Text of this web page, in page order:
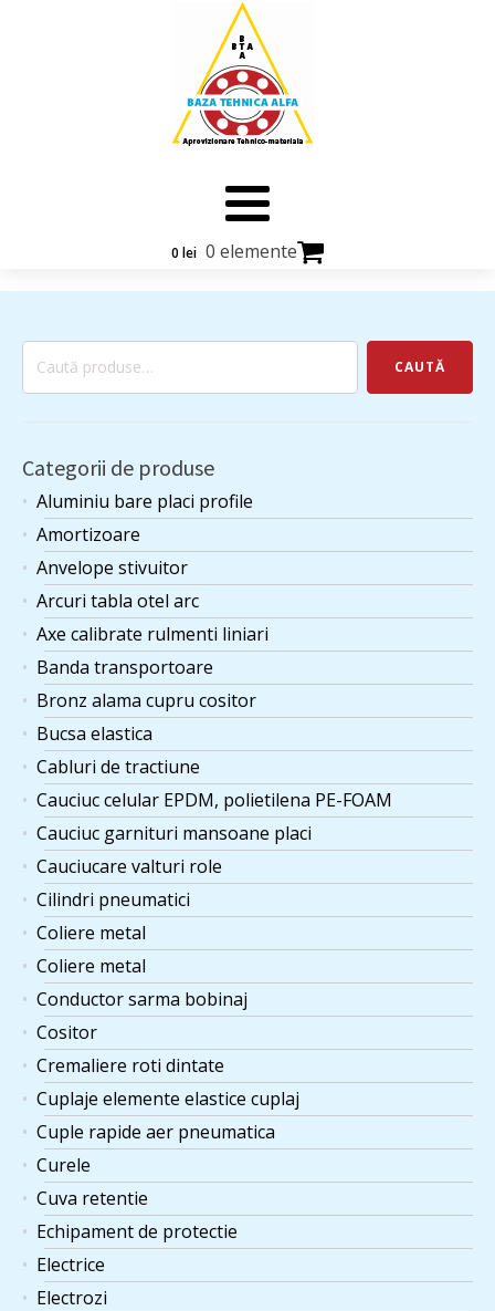
0 lei 0 elemente
Caută
CAUTĂ
Categorii de produse
Aluminiu bare placi profile
Amortizoare
Anvelope stivuitor
Arcuri tabla otel arc
Axe calibrate rulmenti liniari
Banda transportoare
Bronz alama cupru cositor
Bucsa elastica
Cabluri de tractiune
Cauciuc celular EPDM, polietilena PE-FOAM
Cauciuc garnituri mansoane placi
Cauciucare valturi role
Cilindri pneumatici
Coliere metal
Coliere metal
Conductor sarma bobinaj
Cositor
Cremaliere roti dintate
Cuplaje elemente elastice cuplaj
Cuple rapide aer pneumatica
Curele
Cuva retentie
Echipament de protectie
Electrice
Electrozi